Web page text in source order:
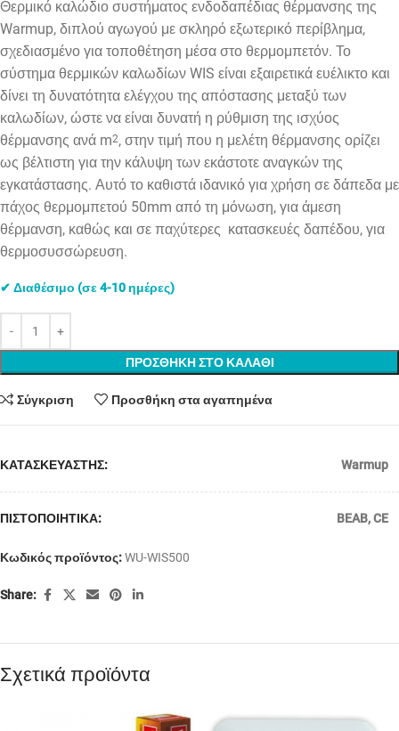
Θερμικό καλώδιο συστήματος ενδοδαπέδιας θέρμανσης της
Warmup, διπλού αγωγού με σκληρό εξωτερικό περίβλημα,
σχεδιασμένο για τοποθέτηση μέσα στο θερμομπετόν. Το
σύστημα θερμικών καλωδίων WIS είναι εξαιρετικά ευέλικτο και
δίνει τη δυνατότητα ελέγχου της απόστασης μεταξύ των
καλωδίων, ώστε να είναι δυνατή η ρύθμιση της ισχύος
θέρμανσης ανά m2, στην τιμή που η μελέτη θέρμανσης ορίζει
ως βέλτιστη για την κάλυψη των εκάστοτε αναγκών της
εγκατάστασης. Αυτό το καθιστά ιδανικό για χρήση σε δάπεδα με
πάχος θερμομπετού 50mm από τη μόνωση, για άμεση
θέρμανση, καθώς και σε παχύτερες κατασκευές δαπέδου, για
θερμοσυσσώρευση.
✔ Διαθέσιμο (σε 4-10 ημέρες)
ΠΡΟΣΘΗΚΗ ΣΤΟ ΚΑΛΑΘΙ
Σύγκριση Προσθήκη στα αγαπημένα
ΚΑΤΑΣΚΕΥΑΣΤΗΣ: Warmup
ΠΙΣΤΟΠΟΙΗΤΙΚΑ: BEAB,CE
Κωδικός προϊόντος:WU-WIS500
Share:
Σχετικά προϊόντα